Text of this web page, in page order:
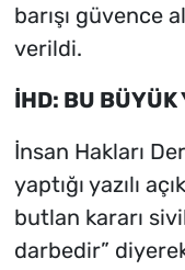
barışı güvence
verildi.
İHD: BU BÜYÜK
İnsan Hakları
yaptığı yazılı
butlan kararı
darbedir”